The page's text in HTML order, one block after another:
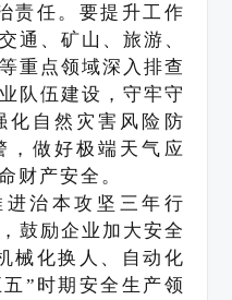
责任。要提升工作
通、矿山、旅游、
重点领域深入排查
队伍建设，守牢守
化自然灾害风险防
，做好极端天气应
财产安全。
治本攻坚三年行
鼓励企业加大安全
械化换人、自动化
”时期安全生产领